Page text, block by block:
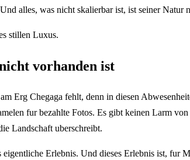
alles, was nicht skalierbar ist, ist seiner Natur
stillen Luxus.
vorhanden ist
Erg Chegaga fehlt, denn in diesen
fur bezahlte Fotos. Es gibt keinen Larm
Landschaft uberschreibt.
Erlebnis. Und dieses Erlebnis ist, fur